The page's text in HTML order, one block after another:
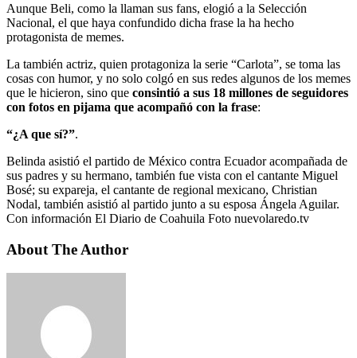
Aunque Beli, como la llaman sus fans, elogió a la Selección
Nacional, el que haya confundido dicha frase la ha hecho
protagonista de memes.
La también actriz, quien protagoniza la serie “Carlota”, se toma las
cosas con humor, y no solo colgó en sus redes algunos de los memes
que le hicieron, sino que consintió a sus 18 millones de seguidores
con fotos en pijama que acompañó con la frase:
“¿A que sí?”.
Belinda asistió el partido de México contra Ecuador acompañada de
sus padres y su hermano, también fue vista con el cantante Miguel
Bosé; su expareja, el cantante de regional mexicano, Christian
Nodal, también asistió al partido junto a su esposa Ángela Aguilar.
Con información El Diario de Coahuila Foto nuevolaredo.tv
About The Author